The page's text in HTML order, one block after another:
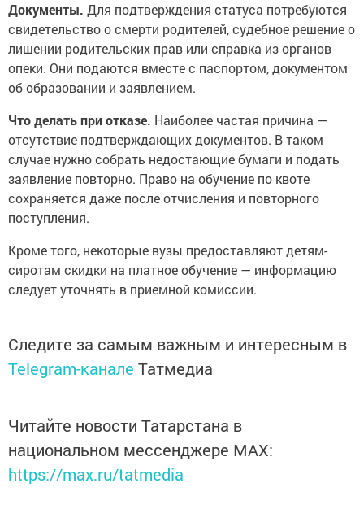
Документы. Для подтверждения статуса потребуются
свидетельство о смерти родителей, судебное решение о
лишении родительских прав или справка из органов
опеки. Они подаются вместе с паспортом, документом
об образовании и заявлением.
Что делать при отказе. Наиболее частая причина —
отсутствие подтверждающих документов. В таком
случае нужно собрать недостающие бумаги и подать
заявление повторно. Право на обучение по квоте
сохраняется даже после отчисления и повторного
поступления.
Кроме того, некоторые вузы предоставляют детям-
сиротам скидки на платное обучение — информацию
следует уточнять в приемной комиссии.
Следите за самым важным и интересным в
Telegram-канале Татмедиа
Читайте новости Татарстана в
национальном мессенджере MАХ:
https://max.ru/tatmedia